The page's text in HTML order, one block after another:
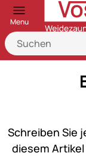
Menu
Schreiben Sie
diesem